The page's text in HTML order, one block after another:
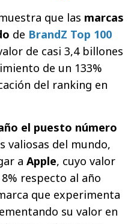
que las marcas
de BrandZ Top 100
de casi 3,4 billones
de un 133%
del ranking en
el puesto número
valiosas del mundo,
a Apple, cuyo valor
respecto al año
que experimenta
su valor en